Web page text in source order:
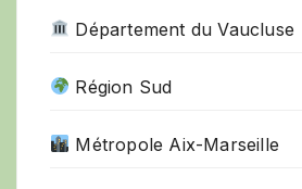
Département du Vaucluse
Région Sud
Métropole Aix-Marseille